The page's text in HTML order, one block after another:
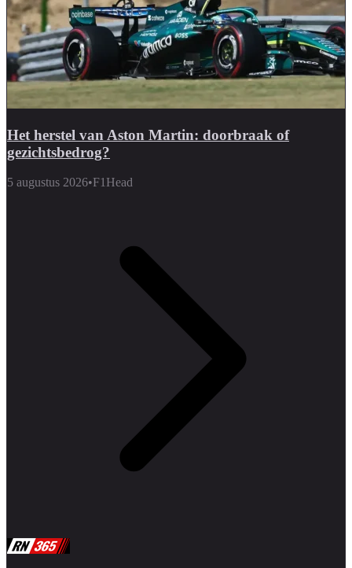
Het herstel van Aston Martin: doorbraak of
gezichtsbedrog?
5 augustus 2026•F1Head